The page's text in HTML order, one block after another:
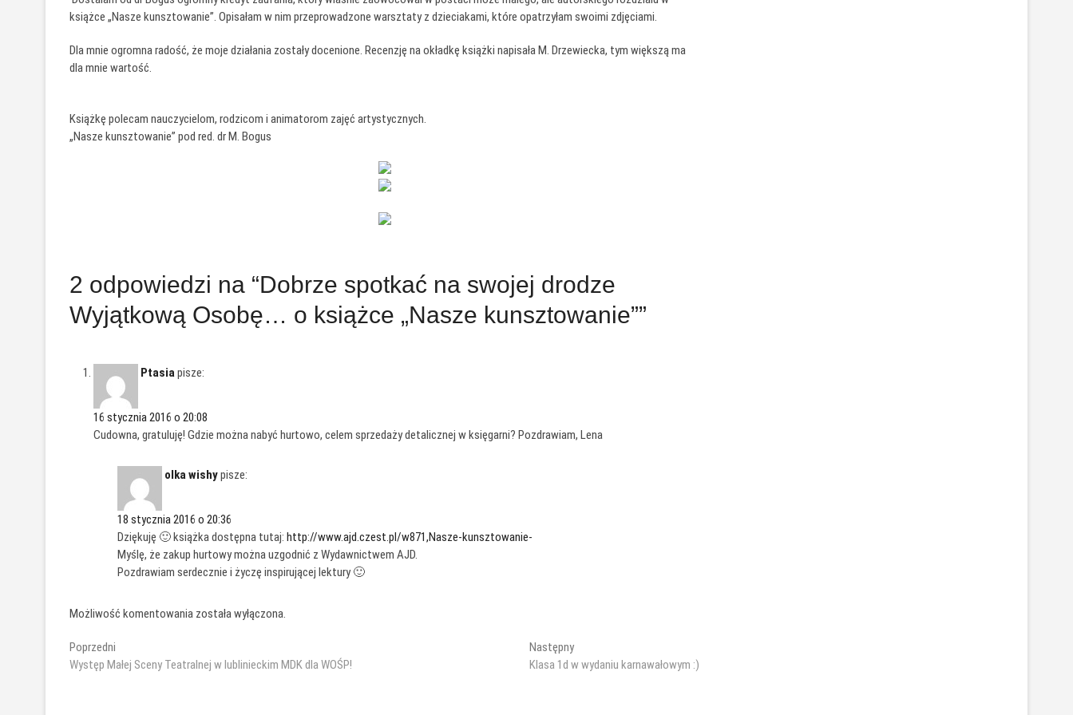
książce „Nasze kunsztowanie”. Opisałam w nim przeprowadzone warsztaty z dzieciakami, które opatrzyłam swoimi zdjęciami.
Dla mnie ogromna radość, że moje działania zostały docenione. Recenzję na okładkę książki napisała M. Drzewiecka, tym większą ma
dla mnie wartość.
Książkę polecam nauczycielom, rodzicom i animatorom zajęć artystycznych.
„Nasze kunsztowanie” pod red. dr M. Bogus
2 odpowiedzi na “Dobrze spotkać na swojej drodze
Wyjątkową Osobę… o książce „Nasze kunsztowanie””
Ptasiapisze:
16 stycznia 2016 o 20:08
Cudowna, gratuluję! Gdzie można nabyć hurtowo, celem sprzedaży detalicznej w księgarni? Pozdrawiam, Lena
olka wishypisze:
18 stycznia 2016 o 20:36
Dziękuję 🙂 książka dostępna tutaj: http://www.ajd.czest.pl/w871,Nasze-kunsztowanie-
Myślę, że zakup hurtowy można uzgodnić z Wydawnictwem AJD.
Pozdrawiam serdecznie i życzę inspirującej lektury 🙂
Możliwość komentowania została wyłączona.
Nawigacja
wpisu
Poprzedni
wpis:
Występ Małej Sceny Teatralnej w lublinieckim MDK dla WOŚP!
NastępnyNastępny
wpis:
Klasa 1d w wydaniu karnawałowym :)